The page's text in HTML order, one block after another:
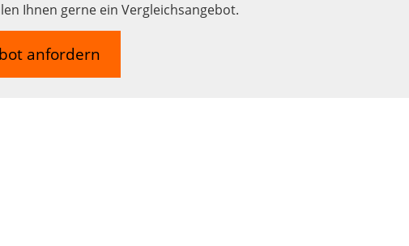
Ihnen gerne ein Vergleichsangebot.
anfordern